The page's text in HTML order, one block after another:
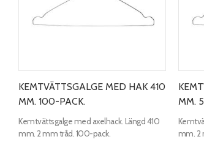
KEMTVÄTTSGALGE MED HAK 410
MM. 100-PACK.
Kemtvättsgalge med axelhack. Längd 410
mm. 2 mm tråd. 100-pack.
MM.
mm. 2